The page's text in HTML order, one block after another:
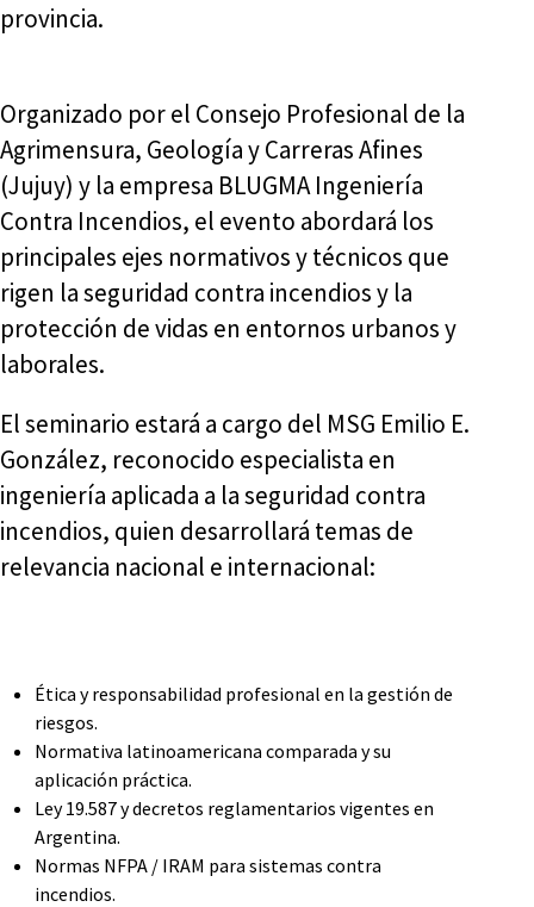
provincia.
Organizado por el Consejo Profesional de la
Agrimensura, Geología y Carreras Afines
(Jujuy) y la empresa BLUGMA Ingeniería
Contra Incendios, el evento abordará los
principales ejes normativos y técnicos que
rigen la seguridad contra incendios y la
protección de vidas en entornos urbanos y
laborales.
El seminario estará a cargo del MSG Emilio E.
González, reconocido especialista en
ingeniería aplicada a la seguridad contra
incendios, quien desarrollará temas de
relevancia nacional e internacional:
Ética y responsabilidad profesional en la gestión de
riesgos.
Normativa latinoamericana comparada y su
aplicación práctica.
Ley 19.587 y decretos reglamentarios vigentes en
Argentina.
Normas NFPA / IRAM para sistemas contra
incendios.